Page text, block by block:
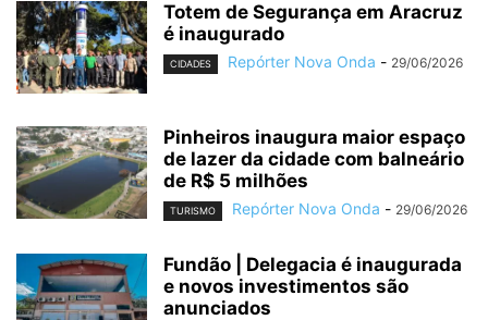
Totem de Segurança em Aracruz
é inaugurado
CIDADES Repórter Nova Onda - 29/06/2026
Pinheiros inaugura maior espaço
de lazer da cidade com balneário
de R$ 5 milhões
TURISMO Repórter Nova Onda - 29/06/2026
Fundão | Delegacia é inaugurada
e novos investimentos são
anunciados